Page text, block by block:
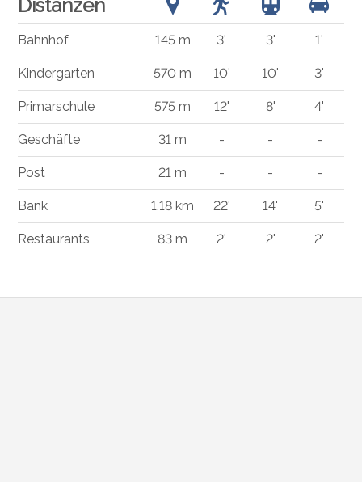
Distanzen
Bahnhof 145 m 3' 3' 1'
Kindergarten 570 m 10' 10' 3'
Primarschule 575 m 12' 8' 4'
Geschäfte 31 m - - -
Post 21 m - - -
Bank 1.18 km 22' 14' 5'
Restaurants 83 m 2' 2' 2'